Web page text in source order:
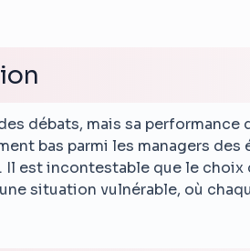
débats, mais sa performance
bas parmi les managers des
est incontestable que le choix
situation vulnérable, où